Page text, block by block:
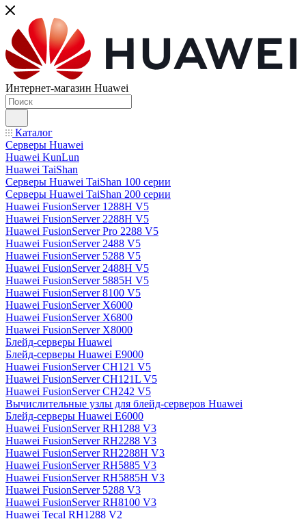
Интернет-магазин Huawei
Каталог
Серверы Huawei
Huawei KunLun
Huawei TaiShan
Серверы Huawei TaiShan 100 серии
Серверы Huawei TaiShan 200 серии
Huawei FusionServer 1288H V5
Huawei FusionServer 2288H V5
Huawei FusionServer Pro 2288 V5
Huawei FusionServer 2488 V5
Huawei FusionServer 5288 V5
Huawei FusionServer 2488H V5
Huawei FusionServer 5885H V5
Huawei FusionServer 8100 V5
Huawei FusionServer X6000
Huawei FusionServer X6800
Huawei FusionServer X8000
Блейд-серверы Huawei
Блейд-серверы Huawei E9000
Huawei FusionServer CH121 V5
Huawei FusionServer CH121L V5
Huawei FusionServer CH242 V5
Вычислительные узлы для блейд-серверов Huawei
Блейд-серверы Huawei E6000
Huawei FusionServer RH1288 V3
Huawei FusionServer RH2288 V3
Huawei FusionServer RH2288H V3
Huawei FusionServer RH5885 V3
Huawei FusionServer RH5885H V3
Huawei FusionServer 5288 V3
Huawei FusionServer RH8100 V3
Huawei Tecal RH1288 V2